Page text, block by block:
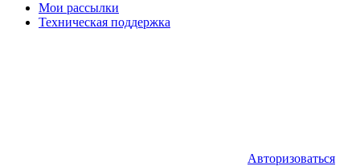
Мои рассылки
Техническая поддержка
Авторизоваться